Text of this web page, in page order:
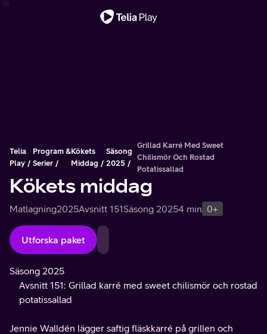
Telia
Play
Program &
Serier
Kökets
Middag
Säsong
2025
Grillad Karré Med Sweet
Chilismör Och Rostad
Potatissallad
Kökets middag
Matlagning2025Avsnitt 151Säsong 20254 min 0+
Utforska paket
Säsong 2025
Avsnitt 151: Grillad karré med sweet chilismör och rostad
potatissallad
Jennie Walldén lägger saftig fläskkarré på grillen och